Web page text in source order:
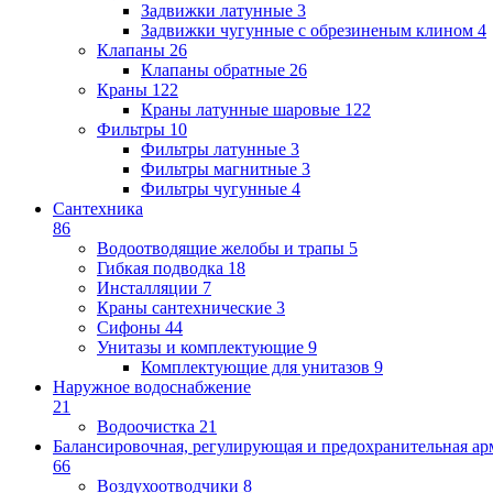
Задвижки латунные 3
Задвижки чугунные с обрезиненым клином 4
Клапаны 26
Клапаны обратные 26
Краны 122
Краны латунные шаровые 122
Фильтры 10
Фильтры латунные 3
Фильтры магнитные 3
Фильтры чугунные 4
Сантехника
86
Водоотводящие желобы и трапы 5
Гибкая подводка 18
Инсталляции 7
Краны сантехнические 3
Сифоны 44
Унитазы и комплектующие 9
Комплектующие для унитазов 9
Наружное водоснабжение
21
Водоочистка 21
Балансировочная, регулирующая и предохранительная
66
Воздухоотводчики 8